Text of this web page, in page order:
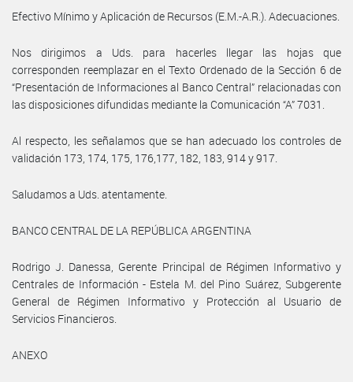
Efectivo Mínimo y Aplicación de Recursos (E.M.-A.R.). Adecuaciones.
Nos dirigimos a Uds. para hacerles llegar las hojas que
corresponden reemplazar en el Texto Ordenado de la Sección 6 de
“Presentación de Informaciones al Banco Central” relacionadas con
las disposiciones difundidas mediante la Comunicación “A” 7031.
Al respecto, les señalamos que se han adecuado los controles de
validación 173, 174, 175, 176,177, 182, 183, 914 y 917.
Saludamos a Uds. atentamente.
BANCO CENTRAL DE LA REPÚBLICA ARGENTINA
Rodrigo J. Danessa, Gerente Principal de Régimen Informativo y
Centrales de Información - Estela M. del Pino Suárez, Subgerente
General de Régimen Informativo y Protección al Usuario de
Servicios Financieros.
ANEXO